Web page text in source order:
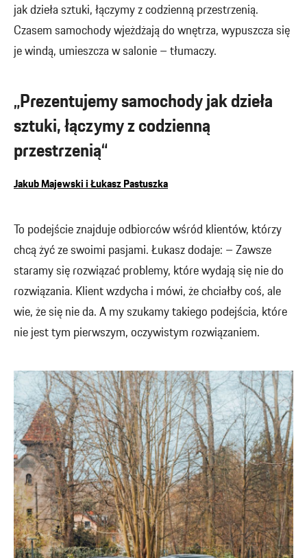
jak dzieła sztuki, łączymy z codzienną przestrzenią.
Czasem samochody wjeżdżają do wnętrza, wypuszcza się
je windą, umieszcza w salonie – tłumaczy.
„Prezentujemy samochody jak dzieła
sztuki, łączymy z codzienną
przestrzenią“
Jakub Majewski i Łukasz Pastuszka
To podejście znajduje odbiorców wśród klientów, którzy
chcą żyć ze swoimi pasjami. Łukasz dodaje: – Zawsze
staramy się rozwiązać problemy, które wydają się nie do
rozwiązania. Klient wzdycha i mówi, że chciałby coś, ale
wie, że się nie da. A my szukamy takiego podejścia, które
nie jest tym pierwszym, oczywistym rozwiązaniem.